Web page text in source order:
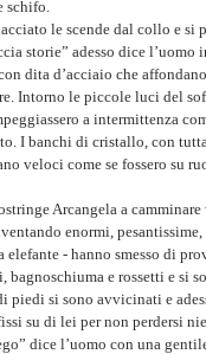
schifo.
le scende dal collo e si
storie” adesso dice
dita d’acciaio che
Intorno le piccole luci del
a intermittenza
I banchi di cristallo, con
veloci come se fossero su
Arcangela a
enormi,
elefante - hanno smesso di
bagnoschiuma e rossetti e si
piedi si sono avvicinati e
su di lei per non perdersi
dice l’uomo con una